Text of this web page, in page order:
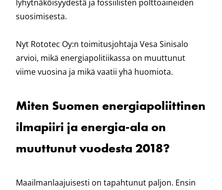
lyhytnäköisyydestä ja fossiilisten polttoaineiden
suosimisesta.
Nyt Rototec Oy:n toimitusjohtaja Vesa Sinisalo
arvioi, mikä energiapolitiikassa on muuttunut
viime vuosina ja mikä vaatii yhä huomiota.
Miten Suomen energiapoliittinen
ilmapiiri ja energia-ala on
muuttunut vuodesta 2018?
Maailmanlaajuisesti on tapahtunut paljon. Ensin